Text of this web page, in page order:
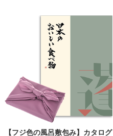
【フジ色の風呂敷包み】カタログ